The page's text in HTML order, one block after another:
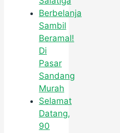
Berbelanja
Sambil
Beramal!
Di
Pasar
Sandang
Murah
Selamat
Datang,
90